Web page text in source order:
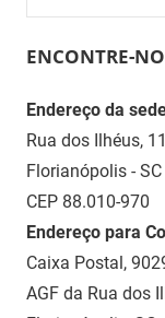
for:
ENCONTRE-
Endereço da
Rua dos Ilhéus,
Florianópolis - SC
CEP 88.010-970
Endereço para
Caixa Postal,
AGF da Rua dos